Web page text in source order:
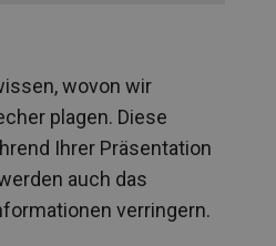
wovon wir
plagen. Diese
Ihrer Präsentation
auch das
verringern.